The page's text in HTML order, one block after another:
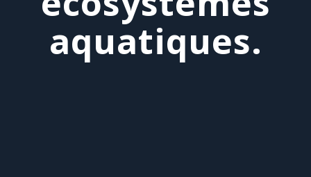
aquatiques.